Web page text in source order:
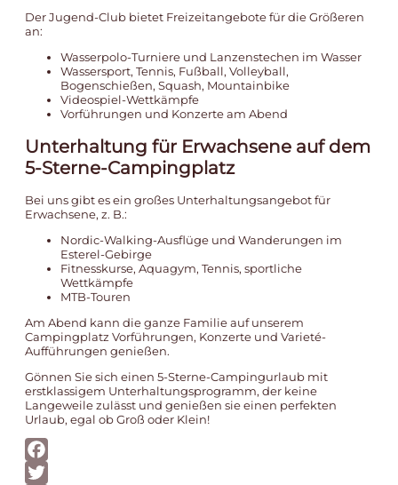
Der Jugend-Club bietet Freizeitangebote für die Größeren
an:
Wasserpolo-Turniere und Lanzenstechen im Wasser
Wassersport, Tennis, Fußball, Volleyball,
Bogenschießen, Squash, Mountainbike
Videospiel-Wettkämpfe
Vorführungen und Konzerte am Abend
Unterhaltung für Erwachsene auf dem
5-Sterne-Campingplatz
Bei uns gibt es ein großes Unterhaltungsangebot für
Erwachsene, z. B.:
Nordic-Walking-Ausflüge und Wanderungen im
Esterel-Gebirge
Fitnesskurse, Aquagym, Tennis, sportliche
Wettkämpfe
MTB-Touren
Am Abend kann die ganze Familie auf unserem
Campingplatz Vorführungen, Konzerte und Varieté-
Aufführungen genießen.
Gönnen Sie sich einen 5-Sterne-Campingurlaub mit
erstklassigem Unterhaltungsprogramm, der keine
Langeweile zulässt und genießen sie einen perfekten
Urlaub, egal ob Groß oder Klein!
Facebook